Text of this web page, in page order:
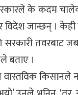
के कदम चालेको
विदेश जान्छन् ।
सरकारी तवरबाट
बताए ।
किसानले